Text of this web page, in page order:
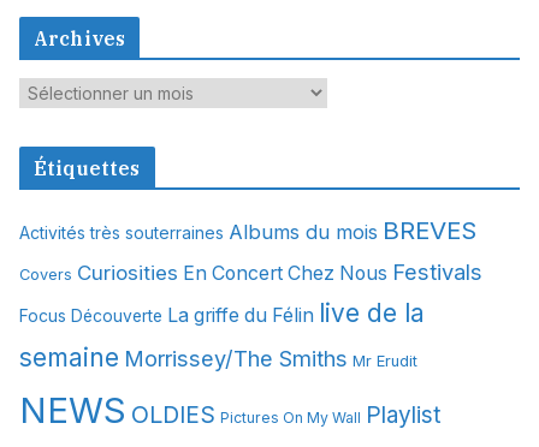
Archives
A
c
v
e
Étiquettes
Activités très souterraines Albums du mois BREVES
Covers Curiosities En Concert Chez Nous Festivals
Focus Découverte La griffe du Félin live de la
semaine Morrissey/The Smiths Mr Erudit
NEWS OLDIES Pictures On My Wall Playlist